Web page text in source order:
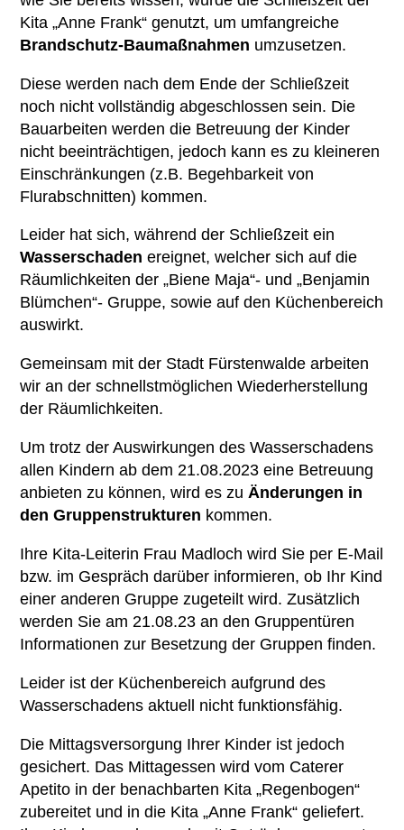
Ambulante Pflege
Suchtberatung
Selbsthilfekontaktstelle im
„Zimmer mit Aussicht“
Helferkreis
Mehrgenerationenhaus
Eltern-Kind-Zentrum Briesen
Angebote für Senioren
Kietztreff im „Zimmer mit Aussicht“
Betriebsrat
Chronik
Satzung
Übersicht
Mitglied werden
Ehrenamt
Spenden
Kontakt
Kita „Anne Frank“ genutzt, um umfangreiche
Brandschutz-Baumaßnahmen umzusetzen.
Diese werden nach dem Ende der Schließzeit
noch nicht vollständig abgeschlossen sein. Die
Bauarbeiten werden die Betreuung der Kinder
nicht beeinträchtigen, jedoch kann es zu kleineren
Einschränkungen (z.B. Begehbarkeit von
Flurabschnitten) kommen.
Leider hat sich, während der Schließzeit ein
Wasserschaden ereignet, welcher sich auf die
Räumlichkeiten der „Biene Maja“- und „Benjamin
Blümchen“- Gruppe, sowie auf den Küchenbereich
auswirkt.
Gemeinsam mit der Stadt Fürstenwalde arbeiten
wir an der schnellstmöglichen Wiederherstellung
der Räumlichkeiten.
Um trotz der Auswirkungen des Wasserschadens
allen Kindern ab dem 21.08.2023 eine Betreuung
anbieten zu können, wird es zu Änderungen in
den Gruppenstrukturen kommen.
Ihre Kita-Leiterin Frau Madloch wird Sie per E-Mail
bzw. im Gespräch darüber informieren, ob Ihr Kind
einer anderen Gruppe zugeteilt wird. Zusätzlich
werden Sie am 21.08.23 an den Gruppentüren
Informationen zur Besetzung der Gruppen finden.
Leider ist der Küchenbereich aufgrund des
Wasserschadens aktuell nicht funktionsfähig.
Die Mittagsversorgung Ihrer Kinder ist jedoch
gesichert. Das Mittagessen wird vom Caterer
Apetito in der benachbarten Kita „Regenbogen“
zubereitet und in die Kita „Anne Frank“ geliefert.